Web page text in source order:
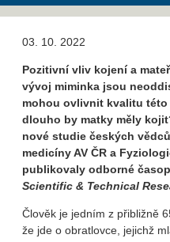
03. 10. 2022
Pozitivní vliv kojení a
vývoj miminka jsou
mohou ovlivnit kvalitu
dlouho by matky měly
nové studie českých
medicíny AV ČR a
publikovaly odborné
Scientific & Technical
Člověk je jedním z přibližně
že jde o obratlovce, jejichž